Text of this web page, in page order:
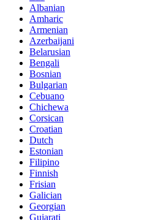
Albanian
Amharic
Armenian
Azerbaijani
Belarusian
Bengali
Bosnian
Bulgarian
Cebuano
Chichewa
Corsican
Croatian
Dutch
Estonian
Filipino
Finnish
Frisian
Galician
Georgian
Gujarati